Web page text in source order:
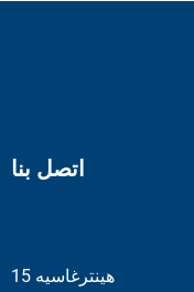
اتصل بنا
هينترغاسيه 15